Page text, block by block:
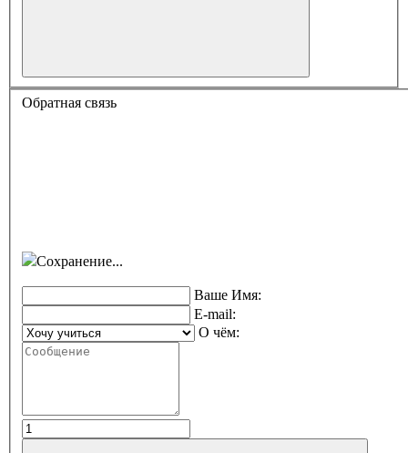
Обратная связь
Сохранение...
Ваше Имя:
E-mail:
О чём: